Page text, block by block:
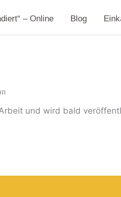
– Online Blog
und wird bald